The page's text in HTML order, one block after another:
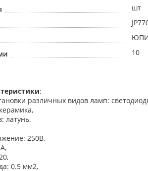
шт
10
:
различных видов ламп:
латунь,
250В,
0.5 мм2,